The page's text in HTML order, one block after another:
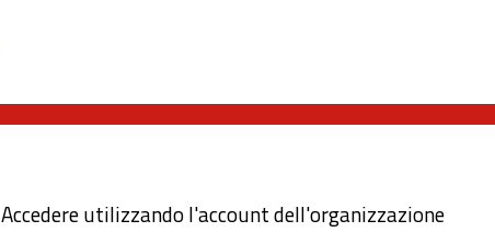
Accedere utilizzando l'account dell'organizzazione